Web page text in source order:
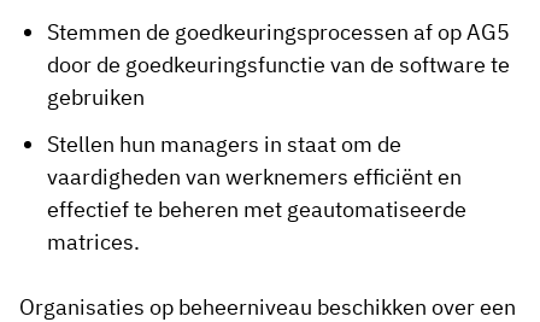
Stemmen de goedkeuringsprocessen af op AG5
door de goedkeuringsfunctie van de software te
gebruiken
Stellen hun managers in staat om de
vaardigheden van werknemers efficiënt en
effectief te beheren met geautomatiseerde
matrices.
Organisaties op beheerniveau beschikken over een